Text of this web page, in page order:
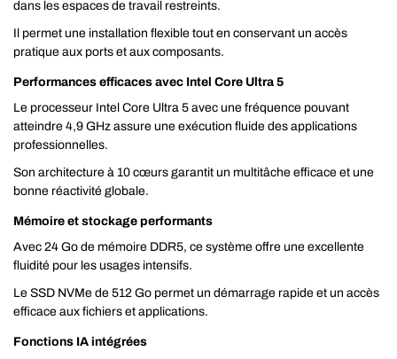
dans les espaces de travail restreints.
Il permet une installation flexible tout en conservant un accès
pratique aux ports et aux composants.
Performances efficaces avec Intel Core Ultra 5
Le processeur Intel Core Ultra 5 avec une fréquence pouvant
atteindre 4,9 GHz assure une exécution fluide des applications
professionnelles.
Son architecture à 10 cœurs garantit un multitâche efficace et une
bonne réactivité globale.
Mémoire et stockage performants
Avec 24 Go de mémoire DDR5, ce système offre une excellente
fluidité pour les usages intensifs.
Le SSD NVMe de 512 Go permet un démarrage rapide et un accès
efficace aux fichiers et applications.
Fonctions IA intégrées